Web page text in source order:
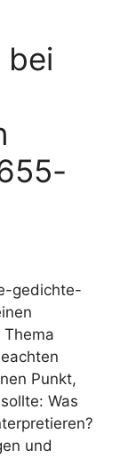
bei
gedichte-
Punkt,
Was
und